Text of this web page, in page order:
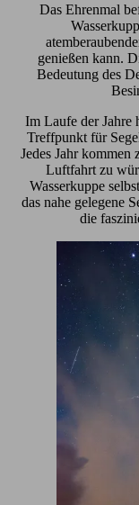
Das Ehrenmal
genießen kann.
Bedeutung des
Im Laufe der Jahre
Treffpunkt für
Jedes Jahr kommen
Luftfahrt zu
Wasserkuppe
das nahe gelegene
die